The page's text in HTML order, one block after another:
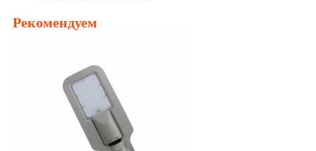
Рекомендуем